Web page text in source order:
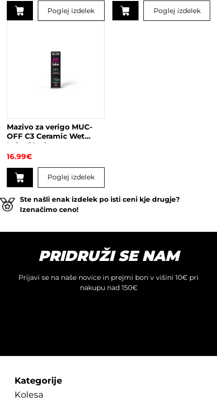
Poglej izdelek Poglej izdelek
Mazivo za verigo MUC-
OFF C3 Ceramic Wet
Lube 50ml
16.99€
Poglej izdelek
Ste našli enak izdelek po isti ceni kje drugje?
Izenačimo ceno!
PRIDRUŽI SE NAM
Prijavi se na naše novice in prejmi bon v višini 10€ pri
nakupu nad 150€
Kategorije
Kolesa